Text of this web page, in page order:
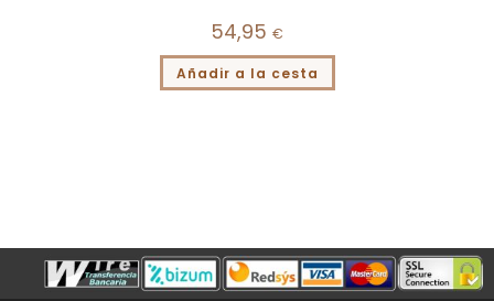
54,95 €
Añadir a la cesta